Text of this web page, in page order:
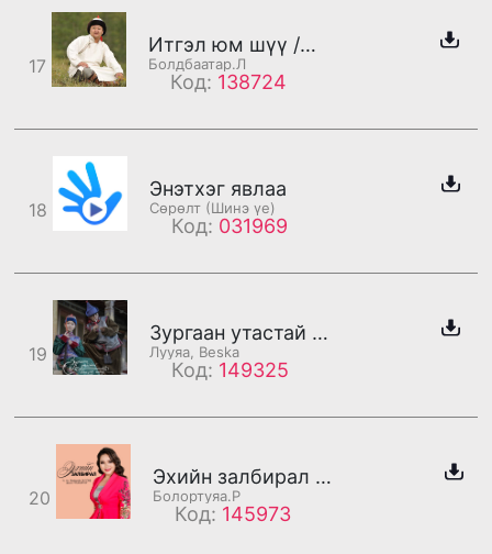
17
Итгэл юм шүү /дахилт/
Болдбаатар.Л
Код: 138724
18
Энэтхэг явлаа
Сөрөлт (Шинэ үе)
Код: 031969
19
Зургаан утастай банзан гитар /1-р бадаг/
Лууяа, Beska
Код: 149325
20
Эхийн залбирал /бадаг/
Болортуяа.Р
Код: 145973